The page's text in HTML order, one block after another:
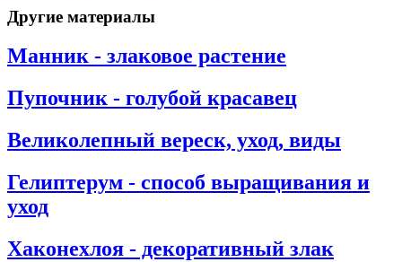
Другие материалы
Манник - злаковое растение
Пупочник - голубой красавец
Великолепный вереск, уход, виды
Гелиптерум - способ выращивания и
уход
Хаконехлоя - декоративный злак